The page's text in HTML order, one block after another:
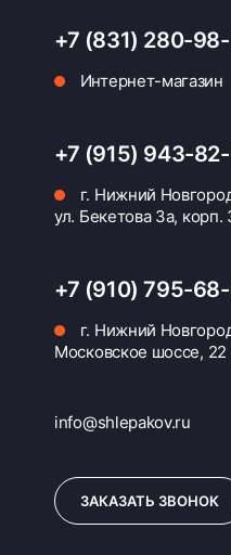
+7 (831) 280-
Интернет-магазин
+7 (915) 943-
г. Нижний
ул. Бекетова 3а, корп.
+7 (910) 795-
г. Нижний
Московское шоссе, 22
info@shlepakov.ru
ЗАКАЗАТЬ ЗВОНОК